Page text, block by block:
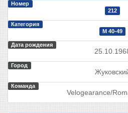
Номер
212
Категория
М 40-49
Дата рождения
Город
Команда
Velogearance/